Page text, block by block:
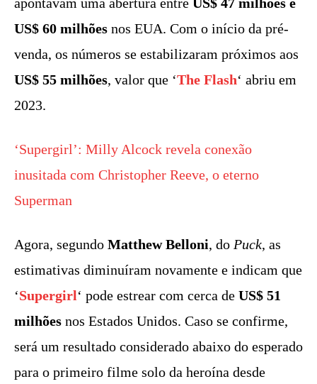
US$ 60 milhões nos EUA. Com o início da pré-
venda, os números se estabilizaram próximos aos
US$ 55 milhões, valor que ‘The Flash‘ abriu em
2023.
‘Supergirl’: Milly Alcock revela conexão
inusitada com Christopher Reeve, o eterno
Superman
Agora, segundo Matthew Belloni, do Puck, as
estimativas diminuíram novamente e indicam que
‘Supergirl‘ pode estrear com cerca de US$ 51
milhões nos Estados Unidos. Caso se confirme,
será um resultado considerado abaixo do esperado
para o primeiro filme solo da heroína desde